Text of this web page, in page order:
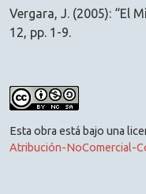
Vergara, J. (2005): “El
12, pp. 1-9.
Esta obra está bajo una
Atribución-NoComercial-